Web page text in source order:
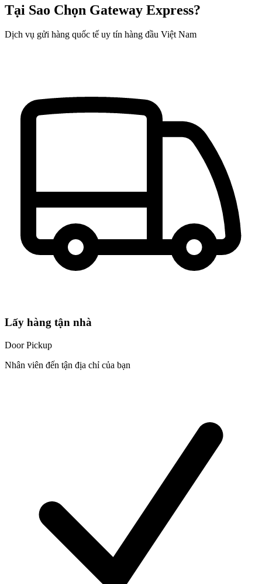
Tại Sao Chọn Gateway Express?
Dịch vụ gửi hàng quốc tế uy tín hàng đầu Việt Nam
Lấy hàng tận nhà
Door Pickup
Nhân viên đến tận địa chỉ của bạn